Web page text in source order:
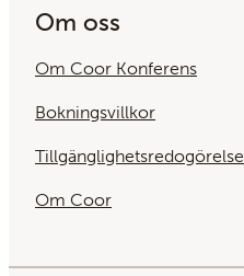
Om oss
Om Coor Konferens
Bokningsvillkor
Tillgänglighetsredogörelse
Om Coor